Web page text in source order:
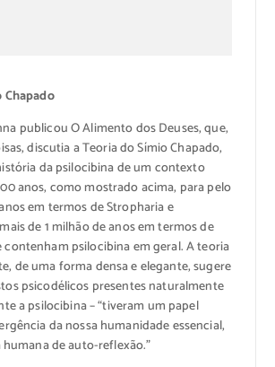
Chapado
publicou O Alimento dos Deuses, que,
discutia a Teoria do Símio Chapado,
da psilocibina de um contexto
anos, como mostrado acima, para pelo
em termos de Stropharia e
de 1 milhão de anos em termos de
psilocibina em geral. A teoria
de uma forma densa e elegante, sugere
psicodélicos presentes naturalmente
a psilocibina – “tiveram um papel
da nossa humanidade essencial,
de auto-reflexão.”